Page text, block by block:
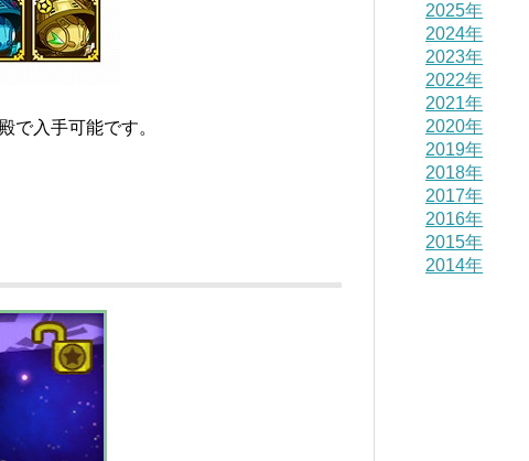
で入手可能です。
2025年
2024年
2023年
2022年
2021年
2020年
2019年
2018年
2017年
2016年
2015年
2014年